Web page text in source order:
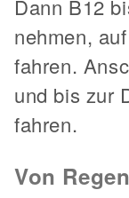
Dann B12
nehmen,
fahren.
und bis zur
fahren.
Von